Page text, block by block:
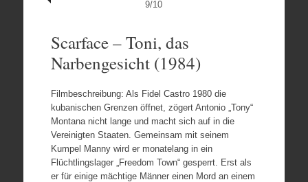
9/10
Scarface – Toni, das
Narbengesicht (1984)
Filmbeschreibung: Als Fidel Castro 1980 die
kubanischen Grenzen öffnet, zögert Antonio „Tony“
Montana nicht lange und macht sich auf in die
Vereinigten Staaten. Gemeinsam mit seinem
Kumpel Manny wird er monatelang in ein
Flüchtlingslager „Freedom Town“ gesperrt. Erst als
er für einige mächtige Männer einen Mord an einem